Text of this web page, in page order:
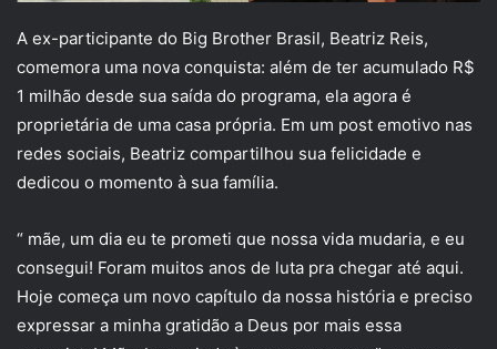
A ex-participante do Big Brother Brasil, Beatriz Reis,
comemora uma nova conquista: além de ter acumulado R$
1 milhão desde sua saída do programa, ela agora é
proprietária de uma casa própria. Em um post emotivo nas
redes sociais, Beatriz compartilhou sua felicidade e
dedicou o momento à sua família.
“ mãe, um dia eu te prometi que nossa vida mudaria, e eu
consegui! Foram muitos anos de luta pra chegar até aqui.
Hoje começa um novo capítulo da nossa história e preciso
expressar a minha gratidão a Deus por mais essa